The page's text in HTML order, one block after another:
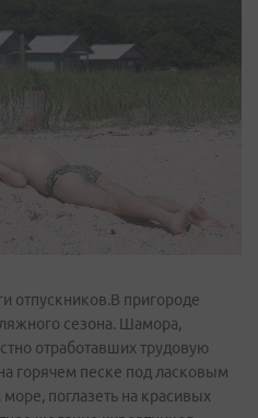
отпускников.В пригороде
сезона. Шамора,
отработавших трудовую
горячем песке под ласковым
поглазеть на красивых